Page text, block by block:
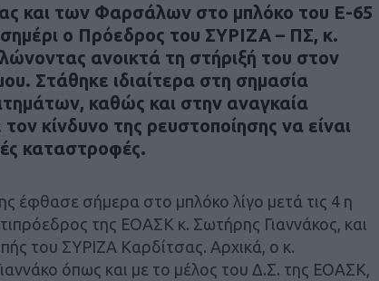
και των Φαρσάλων στο μπλόκο του Ε-65
ο Πρόεδρος του ΣΥΡΙΖΑ – ΠΣ, κ.
ανοικτά τη στήριξή του στον
Στάθηκε ιδιαίτερα στη σημασία
καθώς και στην αναγκαία
κίνδυνο της ρευστοποίησης να είναι
καταστροφές.
έφθασε σήμερα στο μπλόκο λίγο μετά τις 4 η
της ΕΟΑΣΚ κ. Σωτήρης Γιαννάκος, και
του ΣΥΡΙΖΑ Καρδίτσας. Αρχικά, ο κ.
όπως και με το μέλος του Δ.Σ. της ΕΟΑΣΚ,